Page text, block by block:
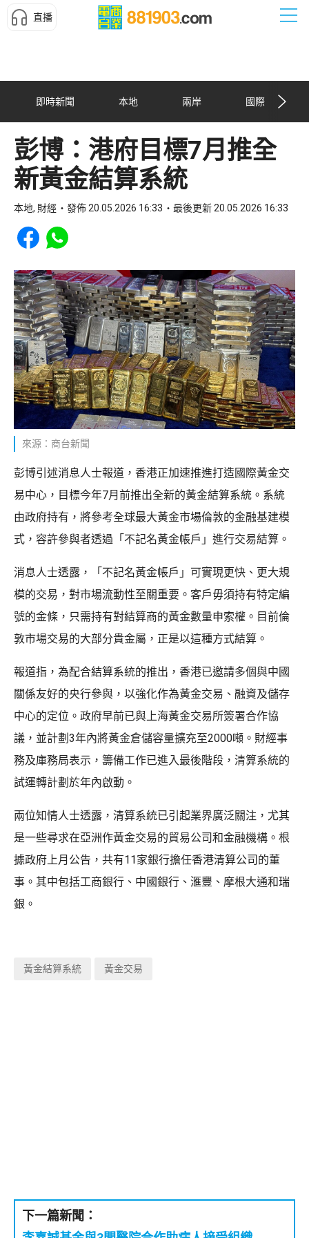
直播
即時新聞 本地 兩岸 國際
彭博：港府目標7月推全
新黃金結算系統
本地, 財經 發佈 20.05.2026 16:33 最後更新 20.05.2026 16:33
Share to Facebook
Share to WhatsApp
來源：商台新聞
彭博引述消息人士報道，香港正加速推進打造國際黃金交
易中心，目標今年7月前推出全新的黃金結算系統。系統
由政府持有，將參考全球最大黃金市場倫敦的金融基建模
式，容許參與者透過「不記名黃金帳戶」進行交易結算。
消息人士透露，「不記名黃金帳戶」可實現更快、更大規
模的交易，對市場流動性至關重要。客戶毋須持有特定編
號的金條，只需持有對結算商的黃金數量申索權。目前倫
敦市場交易的大部分貴金屬，正是以這種方式結算。
報道指，為配合結算系統的推出，香港已邀請多個與中國
關係友好的央行參與，以強化作為黃金交易、融資及儲存
中心的定位。政府早前已與上海黃金交易所簽署合作協
議，並計劃3年內將黃金倉儲容量擴充至2000噸。財經事
務及庫務局表示，籌備工作已進入最後階段，清算系統的
試運轉計劃於年內啟動。
兩位知情人士透露，清算系統已引起業界廣泛關注，尤其
是一些尋求在亞洲作黃金交易的貿易公司和金融機構。根
據政府上月公告，共有11家銀行擔任香港清算公司的董
事。其中包括工商銀行、中國銀行、滙豐、摩根大通和瑞
銀。
黃金結算系統 黃金交易
下一篇新聞：